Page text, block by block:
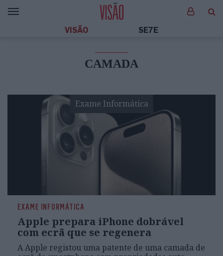
VISÃO SE7E
CAMADA
Exame Informática
EXAME INFORMÁTICA
Apple prepara iPhone dobrável
com ecrã que se regenera
A Apple registou uma patente de uma camada de